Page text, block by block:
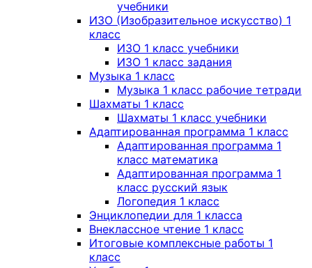
учебники
ИЗО (Изобразительное искусство) 1
класс
ИЗО 1 класс учебники
ИЗО 1 класс задания
Музыка 1 класс
Музыка 1 класс рабочие тетради
Шахматы 1 класс
Шахматы 1 класс учебники
Адаптированная программа 1 класс
Адаптированная программа 1
класс математика
Адаптированная программа 1
класс русский язык
Логопедия 1 класс
Энциклопедии для 1 класса
Внеклассное чтение 1 класс
Итоговые комплексные работы 1
класс